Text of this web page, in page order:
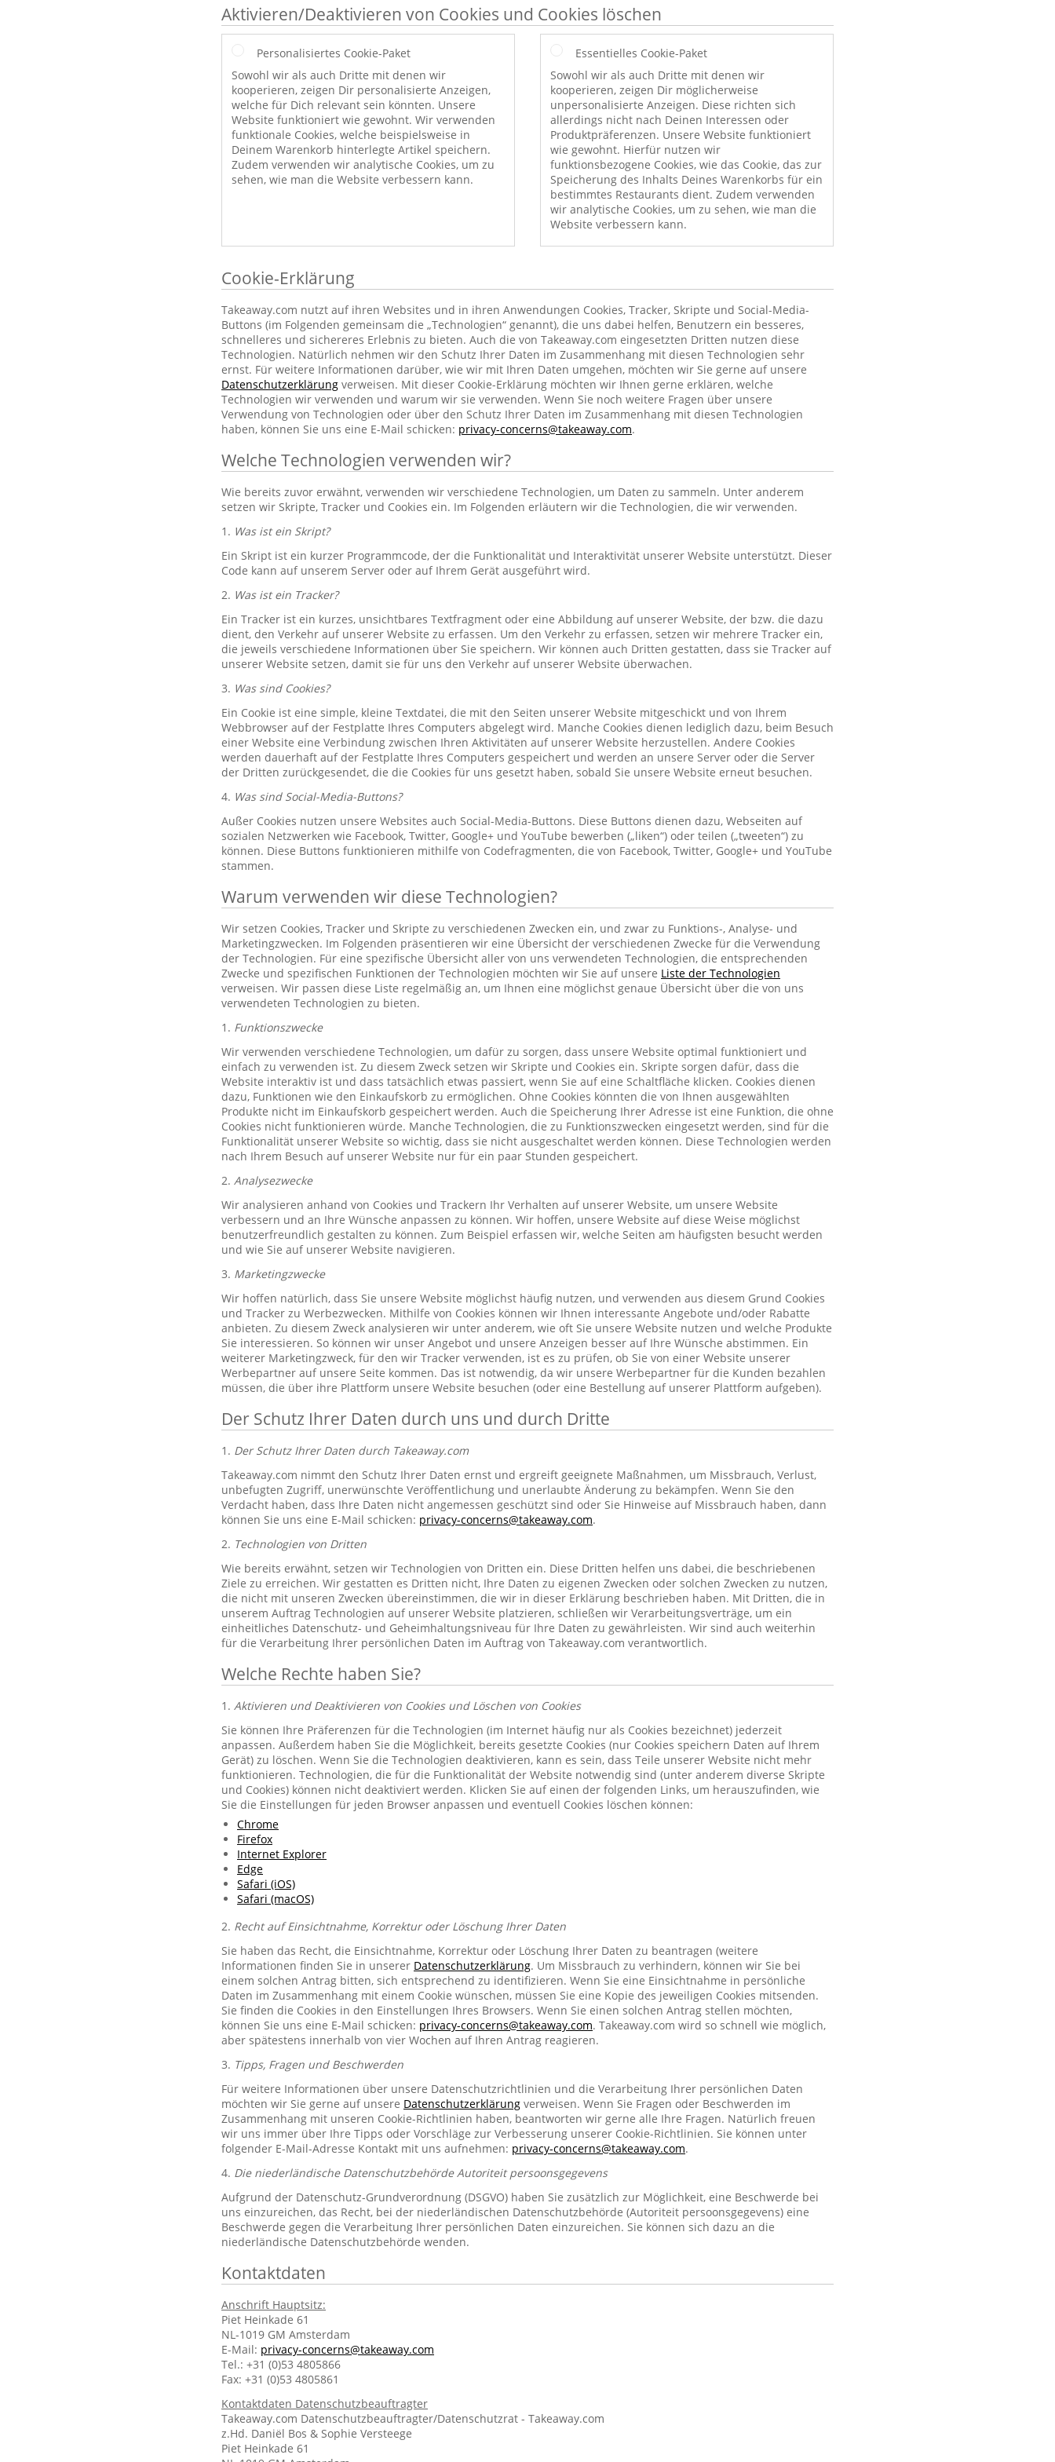
Aktivieren/Deaktivieren von Cookies und Cookies löschen
Personalisiertes Cookie-Paket
Sowohl wir als auch Dritte mit denen wir
kooperieren, zeigen Dir personalisierte Anzeigen,
welche für Dich relevant sein könnten. Unsere
Website funktioniert wie gewohnt. Wir verwenden
funktionale Cookies, welche beispielsweise in
Deinem Warenkorb hinterlegte Artikel speichern.
Zudem verwenden wir analytische Cookies, um zu
sehen, wie man die Website verbessern kann.
Essentielles Cookie-Paket
Sowohl wir als auch Dritte mit denen wir
kooperieren, zeigen Dir möglicherweise
unpersonalisierte Anzeigen. Diese richten sich
allerdings nicht nach Deinen Interessen oder
Produktpräferenzen. Unsere Website funktioniert
wie gewohnt. Hierfür nutzen wir
funktionsbezogene Cookies, wie das Cookie, das zur
Speicherung des Inhalts Deines Warenkorbs für ein
bestimmtes Restaurants dient. Zudem verwenden
wir analytische Cookies, um zu sehen, wie man die
Website verbessern kann.
Cookie-Erklärung
Takeaway.com nutzt auf ihren Websites und in ihren Anwendungen Cookies, Tracker, Skripte und Social-Media-
Buttons (im Folgenden gemeinsam die „Technologien“ genannt), die uns dabei helfen, Benutzern ein besseres,
schnelleres und sichereres Erlebnis zu bieten. Auch die von Takeaway.com eingesetzten Dritten nutzen diese
Technologien. Natürlich nehmen wir den Schutz Ihrer Daten im Zusammenhang mit diesen Technologien sehr
ernst. Für weitere Informationen darüber, wie wir mit Ihren Daten umgehen, möchten wir Sie gerne auf unsere
Datenschutzerklärung verweisen. Mit dieser Cookie-Erklärung möchten wir Ihnen gerne erklären, welche
Technologien wir verwenden und warum wir sie verwenden. Wenn Sie noch weitere Fragen über unsere
Verwendung von Technologien oder über den Schutz Ihrer Daten im Zusammenhang mit diesen Technologien
haben, können Sie uns eine E-Mail schicken: privacy-concerns@takeaway.com.
Welche Technologien verwenden wir?
Wie bereits zuvor erwähnt, verwenden wir verschiedene Technologien, um Daten zu sammeln. Unter anderem
setzen wir Skripte, Tracker und Cookies ein. Im Folgenden erläutern wir die Technologien, die wir verwenden.
1. Was ist ein Skript?
Ein Skript ist ein kurzer Programmcode, der die Funktionalität und Interaktivität unserer Website unterstützt. Dieser
Code kann auf unserem Server oder auf Ihrem Gerät ausgeführt wird.
2. Was ist ein Tracker?
Ein Tracker ist ein kurzes, unsichtbares Textfragment oder eine Abbildung auf unserer Website, der bzw. die dazu
dient, den Verkehr auf unserer Website zu erfassen. Um den Verkehr zu erfassen, setzen wir mehrere Tracker ein,
die jeweils verschiedene Informationen über Sie speichern. Wir können auch Dritten gestatten, dass sie Tracker auf
unserer Website setzen, damit sie für uns den Verkehr auf unserer Website überwachen.
3. Was sind Cookies?
Ein Cookie ist eine simple, kleine Textdatei, die mit den Seiten unserer Website mitgeschickt und von Ihrem
Webbrowser auf der Festplatte Ihres Computers abgelegt wird. Manche Cookies dienen lediglich dazu, beim Besuch
einer Website eine Verbindung zwischen Ihren Aktivitäten auf unserer Website herzustellen. Andere Cookies
werden dauerhaft auf der Festplatte Ihres Computers gespeichert und werden an unsere Server oder die Server
der Dritten zurückgesendet, die die Cookies für uns gesetzt haben, sobald Sie unsere Website erneut besuchen.
4. Was sind Social-Media-Buttons?
Außer Cookies nutzen unsere Websites auch Social-Media-Buttons. Diese Buttons dienen dazu, Webseiten auf
sozialen Netzwerken wie Facebook, Twitter, Google+ und YouTube bewerben („liken“) oder teilen („tweeten“) zu
können. Diese Buttons funktionieren mithilfe von Codefragmenten, die von Facebook, Twitter, Google+ und YouTube
stammen.
Warum verwenden wir diese Technologien?
Wir setzen Cookies, Tracker und Skripte zu verschiedenen Zwecken ein, und zwar zu Funktions-, Analyse- und
Marketingzwecken. Im Folgenden präsentieren wir eine Übersicht der verschiedenen Zwecke für die Verwendung
der Technologien. Für eine spezifische Übersicht aller von uns verwendeten Technologien, die entsprechenden
Zwecke und spezifischen Funktionen der Technologien möchten wir Sie auf unsere Liste der Technologien
verweisen. Wir passen diese Liste regelmäßig an, um Ihnen eine möglichst genaue Übersicht über die von uns
verwendeten Technologien zu bieten.
1. Funktionszwecke
Wir verwenden verschiedene Technologien, um dafür zu sorgen, dass unsere Website optimal funktioniert und
einfach zu verwenden ist. Zu diesem Zweck setzen wir Skripte und Cookies ein. Skripte sorgen dafür, dass die
Website interaktiv ist und dass tatsächlich etwas passiert, wenn Sie auf eine Schaltfläche klicken. Cookies dienen
dazu, Funktionen wie den Einkaufskorb zu ermöglichen. Ohne Cookies könnten die von Ihnen ausgewählten
Produkte nicht im Einkaufskorb gespeichert werden. Auch die Speicherung Ihrer Adresse ist eine Funktion, die ohne
Cookies nicht funktionieren würde. Manche Technologien, die zu Funktionszwecken eingesetzt werden, sind für die
Funktionalität unserer Website so wichtig, dass sie nicht ausgeschaltet werden können. Diese Technologien werden
nach Ihrem Besuch auf unserer Website nur für ein paar Stunden gespeichert.
2. Analysezwecke
Wir analysieren anhand von Cookies und Trackern Ihr Verhalten auf unserer Website, um unsere Website
verbessern und an Ihre Wünsche anpassen zu können. Wir hoffen, unsere Website auf diese Weise möglichst
benutzerfreundlich gestalten zu können. Zum Beispiel erfassen wir, welche Seiten am häufigsten besucht werden
und wie Sie auf unserer Website navigieren.
3. Marketingzwecke
Wir hoffen natürlich, dass Sie unsere Website möglichst häufig nutzen, und verwenden aus diesem Grund Cookies
und Tracker zu Werbezwecken. Mithilfe von Cookies können wir Ihnen interessante Angebote und/oder Rabatte
anbieten. Zu diesem Zweck analysieren wir unter anderem, wie oft Sie unsere Website nutzen und welche Produkte
Sie interessieren. So können wir unser Angebot und unsere Anzeigen besser auf Ihre Wünsche abstimmen. Ein
weiterer Marketingzweck, für den wir Tracker verwenden, ist es zu prüfen, ob Sie von einer Website unserer
Werbepartner auf unsere Seite kommen. Das ist notwendig, da wir unsere Werbepartner für die Kunden bezahlen
müssen, die über ihre Plattform unsere Website besuchen (oder eine Bestellung auf unserer Plattform aufgeben).
Der Schutz Ihrer Daten durch uns und durch Dritte
1. Der Schutz Ihrer Daten durch Takeaway.com
Takeaway.com nimmt den Schutz Ihrer Daten ernst und ergreift geeignete Maßnahmen, um Missbrauch, Verlust,
unbefugten Zugriff, unerwünschte Veröffentlichung und unerlaubte Änderung zu bekämpfen. Wenn Sie den
Verdacht haben, dass Ihre Daten nicht angemessen geschützt sind oder Sie Hinweise auf Missbrauch haben, dann
können Sie uns eine E-Mail schicken: privacy-concerns@takeaway.com.
2. Technologien von Dritten
Wie bereits erwähnt, setzen wir Technologien von Dritten ein. Diese Dritten helfen uns dabei, die beschriebenen
Ziele zu erreichen. Wir gestatten es Dritten nicht, Ihre Daten zu eigenen Zwecken oder solchen Zwecken zu nutzen,
die nicht mit unseren Zwecken übereinstimmen, die wir in dieser Erklärung beschrieben haben. Mit Dritten, die in
unserem Auftrag Technologien auf unserer Website platzieren, schließen wir Verarbeitungsverträge, um ein
einheitliches Datenschutz- und Geheimhaltungsniveau für Ihre Daten zu gewährleisten. Wir sind auch weiterhin
für die Verarbeitung Ihrer persönlichen Daten im Auftrag von Takeaway.com verantwortlich.
Welche Rechte haben Sie?
1. Aktivieren und Deaktivieren von Cookies und Löschen von Cookies
Sie können Ihre Präferenzen für die Technologien (im Internet häufig nur als Cookies bezeichnet) jederzeit
anpassen. Außerdem haben Sie die Möglichkeit, bereits gesetzte Cookies (nur Cookies speichern Daten auf Ihrem
Gerät) zu löschen. Wenn Sie die Technologien deaktivieren, kann es sein, dass Teile unserer Website nicht mehr
funktionieren. Technologien, die für die Funktionalität der Website notwendig sind (unter anderem diverse Skripte
und Cookies) können nicht deaktiviert werden. Klicken Sie auf einen der folgenden Links, um herauszufinden, wie
Sie die Einstellungen für jeden Browser anpassen und eventuell Cookies löschen können:
Chrome
Firefox
Internet Explorer
Edge
Safari (iOS)
Safari (macOS)
2. Recht auf Einsichtnahme, Korrektur oder Löschung Ihrer Daten
Sie haben das Recht, die Einsichtnahme, Korrektur oder Löschung Ihrer Daten zu beantragen (weitere
Informationen finden Sie in unserer Datenschutzerklärung. Um Missbrauch zu verhindern, können wir Sie bei
einem solchen Antrag bitten, sich entsprechend zu identifizieren. Wenn Sie eine Einsichtnahme in persönliche
Daten im Zusammenhang mit einem Cookie wünschen, müssen Sie eine Kopie des jeweiligen Cookies mitsenden.
Sie finden die Cookies in den Einstellungen Ihres Browsers. Wenn Sie einen solchen Antrag stellen möchten,
können Sie uns eine E-Mail schicken: privacy-concerns@takeaway.com. Takeaway.com wird so schnell wie möglich,
aber spätestens innerhalb von vier Wochen auf Ihren Antrag reagieren.
3. Tipps, Fragen und Beschwerden
Für weitere Informationen über unsere Datenschutzrichtlinien und die Verarbeitung Ihrer persönlichen Daten
möchten wir Sie gerne auf unsere Datenschutzerklärung verweisen. Wenn Sie Fragen oder Beschwerden im
Zusammenhang mit unseren Cookie-Richtlinien haben, beantworten wir gerne alle Ihre Fragen. Natürlich freuen
wir uns immer über Ihre Tipps oder Vorschläge zur Verbesserung unserer Cookie-Richtlinien. Sie können unter
folgender E-Mail-Adresse Kontakt mit uns aufnehmen: privacy-concerns@takeaway.com.
4. Die niederländische Datenschutzbehörde Autoriteit persoonsgegevens
Aufgrund der Datenschutz-Grundverordnung (DSGVO) haben Sie zusätzlich zur Möglichkeit, eine Beschwerde bei
uns einzureichen, das Recht, bei der niederländischen Datenschutzbehörde (Autoriteit persoonsgegevens) eine
Beschwerde gegen die Verarbeitung Ihrer persönlichen Daten einzureichen. Sie können sich dazu an die
niederländische Datenschutzbehörde wenden.
Kontaktdaten
Anschrift Hauptsitz:
Piet Heinkade 61
NL-1019 GM Amsterdam
E-Mail: privacy-concerns@takeaway.com
Tel.: +31 (0)53 4805866
Fax: +31 (0)53 4805861
Kontaktdaten Datenschutzbeauftragter
Takeaway.com Datenschutzbeauftragter/Datenschutzrat - Takeaway.com
z.Hd. Daniël Bos & Sophie Versteege
Piet Heinkade 61